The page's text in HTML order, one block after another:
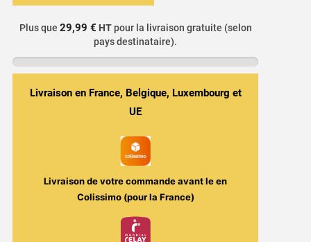
liquide
de
Plus que 29,99 € HTpour la livraison gratuite (selon
pays destinataire).
Livraison en France, Belgique, Luxembourg et
UE
Livraison de votre commande avant leen
Colissimo (pour la France)